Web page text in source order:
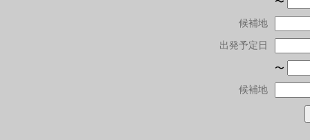
候補地
出発予定日
〜
候補地